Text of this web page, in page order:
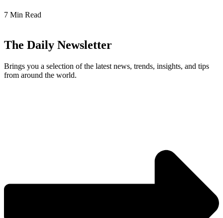
7 Min Read
The Daily Newsletter
Brings you a selection of the latest news, trends, insights, and tips
from around the world.